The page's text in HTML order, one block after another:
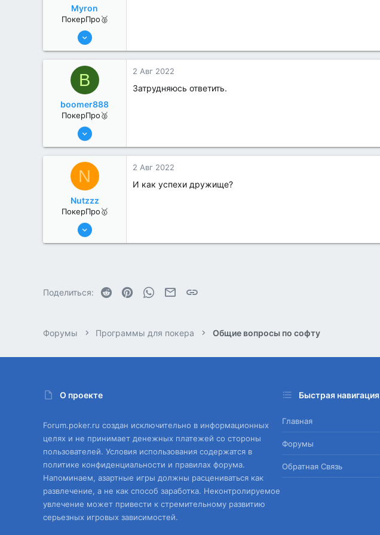
Myron
ПокерПро🥈
8 Июн 2022
3
B
boomer888
ПокерПро🥈
6 Июн 2022
0
2 Авг 2022
Затрудняюсь ответить.
N
Nutzzz
ПокерПро🥇
8 Июн 2022
2 Авг 2022
И как успехи дружище?
Поделиться: Reddit PinterestWhatsAppЭлектронная почта
Форумы Программы для покера Общие вопросы по софту
О проекте
Forum.poker.ru создан исключительно в информационных
целях и не принимает денежных платежей со стороны
пользователей. Условия использования содержатся в
политике конфиденциальности и правилах форума.
Напоминаем, азартные игры должны расцениваться как
развлечение, а не как способ заработка. Неконтролируемое
увлечение может привести к стремительному развитию
серьезных игровых зависимостей.
Быстрая навигация
Главная
Форумы
Обратная Связь